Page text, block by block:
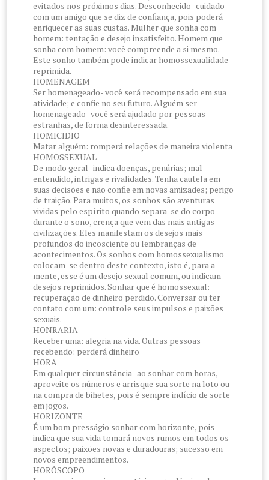
evitados nos próximos dias. Desconhecido- cuidado
com um amigo que se diz de confiança, pois poderá
enriquecer as suas custas. Mulher que sonha com
homem: tentação e desejo insatisfeito. Homem que
sonha com homem: você compreende a si mesmo.
Este sonho também pode indicar homossexualidade
reprimida.
HOMENAGEM
Ser homenageado- você será recompensado em sua
atividade; e confie no seu futuro. Alguém ser
homenageado- você será ajudado por pessoas
estranhas, de forma desinteressada.
HOMICIDIO
Matar alguém: romperá relações de maneira violenta
HOMOSSEXUAL
De modo geral- indica doenças, penúrias; mal
entendido, intrigas e rivalidades. Tenha cautela em
suas decisões e não confie em novas amizades; perigo
de traição. Para muitos, os sonhos são aventuras
vividas pelo espírito quando separa-se do corpo
durante o sono, crença que vem das mais antigas
civilizações. Eles manifestam os desejos mais
profundos do incosciente ou lembranças de
acontecimentos. Os sonhos com homossexualismo
colocam-se dentro deste contexto, isto é, para a
mente, esse é um desejo sexual comum, ou indicam
desejos reprimidos. Sonhar que é homossexual:
recuperação de dinheiro perdido. Conversar ou ter
contato com um: controle seus impulsos e paixões
sexuais.
HONRARIA
Receber uma: alegria na vida. Outras pessoas
recebendo: perderá dinheiro
HORA
Em qualquer circunstância- ao sonhar com horas,
aproveite os números e arrisque sua sorte na loto ou
na compra de bihetes, pois é sempre indício de sorte
em jogos.
HORIZONTE
É um bom presságio sonhar com horizonte, pois
indica que sua vida tomará novos rumos em todos os
aspectos; paixões novas e duradouras; sucesso em
novos empreendimentos.
HORÓSCOPO